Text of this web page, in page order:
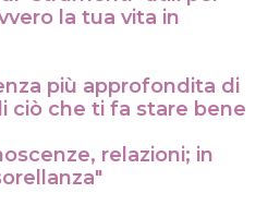
la tua vita in
più approfondita di
ciò che ti fa stare bene
relazioni; in